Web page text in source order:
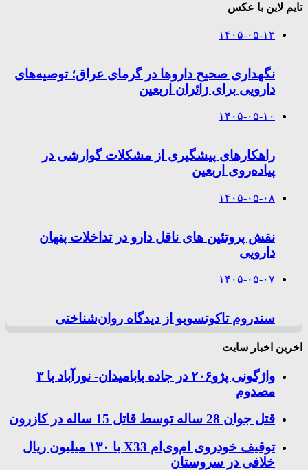
تایم لاین با عکس
۱۴۰۵-۰۵-۱۳
نگهداری صحیح داروها در گرمای عراق؛ توصیه‌های
دارویی برای زائران اربعین
۱۴۰۵-۰۵-۱۰
راهکارهای پیشگیری از مشکلات گوارشی در
پیاده‌روی اربعین
۱۴۰۵-۰۵-۰۸
نقش پروتئین های ناقل دارو در تداخلات پنهان
دارویی
۱۴۰۵-۰۵-۰۷
سندروم تاکوتسوبو از دیدگاه روان‌شناختی
اخرین اخبار سایت
واژگونی پژو۲۰۶ در جاده بابامیدان- نورآباد با ۳
مصدوم
قتل جوان 28 ساله توسط قاتل 15 ساله در کازرون
توقیف خودروی ام‌وی‌ام X33 با ۱۳۰ میلیون ریال
خلافی در سروستان